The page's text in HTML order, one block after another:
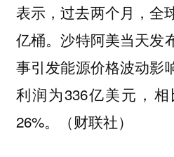
表示，过去两个月，全
亿桶。沙特阿美当天发
事引发能源价格波动影
利润为336亿美元，
26%。（财联社）